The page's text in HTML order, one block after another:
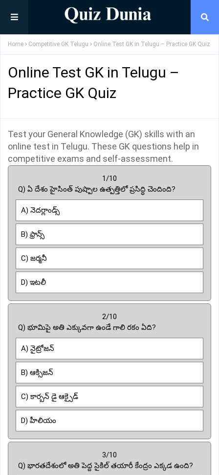
Home Competitive GK Telugu Online Test GK in Telugu – Practice GK Quiz
Online Test GK in Telugu –
Practice GK Quiz
Test your General Knowledge (GK) skills with an
online test in Telugu. These GK questions help in
competitive exams and self-assessment.
1/10
Q) ఏ దేశం హైసింత్ పుష్పాల ఉత్పత్తిలో ప్రసిద్ధి చెందింది?
A) నెదర్లాండ్స్
B) ఫ్రాన్స్
C) జర్మనీ
D) ఇటలీ
2/10
Q) భూమిపై అతి ఎక్కువగా ఉండే గాలి రకం ఏది?
A) నైట్రోజన్
B) ఆక్సిజన్
C) కార్బన్ డై ఆక్సైడ్
D) హీలియం
3/10
Q) భారతదేశంలో అతి పెద్ద సైకిల్ తయారీ కేంద్రం ఎక్కడ ఉంది?